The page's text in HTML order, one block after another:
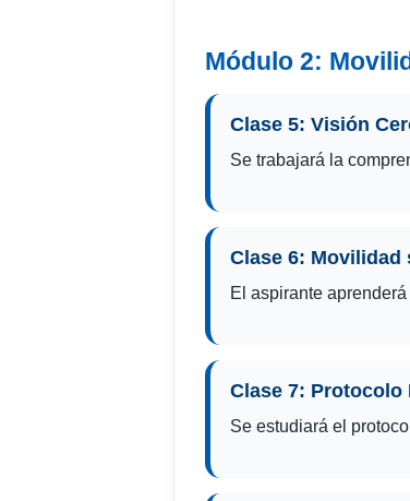
Módulo 2:
Clase 5: Visión
Se trabajará la
Clase 6:
El aspirante
Clase 7: Protocolo
Se estudiará el